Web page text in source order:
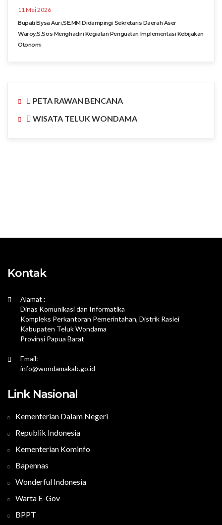
11 Mei 2026
Bupati Elysa Auri,SE.MM Didampingi Sekretaris Daerah Aser
Waroy,S.Sos Menghadiri Kegiatan Penguatan Implementasi Kebijakan
Otonomi
PETA RAWAN BENCANA
WISATA TELUK WONDAMA
Kontak
Alamat :
Dinas Komunikasi dan Informatika
Kompleks Perkantoran Pemerintahan, Distrik Rasiei
Kabupaten Teluk Wondama
Provinsi Papua Barat
Email:
info@wondamakab.go.id
Link Nasional
Kementerian Dalam Negeri
Republik Indonesia
Kementerian Kominfo
Bapennas
Wonderful Indonesia
Warta E-Gov
BPPT